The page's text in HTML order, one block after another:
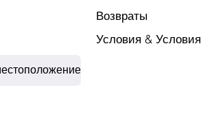
Возвраты
Условия & Условия